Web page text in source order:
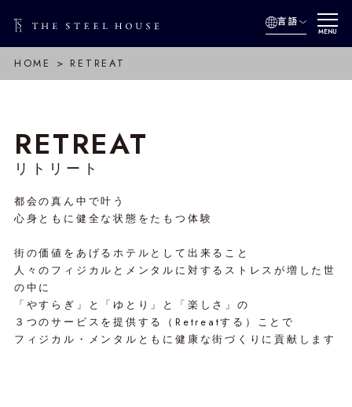
言語
MENU
HOME RETREAT
RETREAT
リトリート
都会の真ん中で叶う
心身ともに健全な状態をたもつ体験
街の価値をあげるホテルとして出来ること
人々のフィジカルとメンタルに対するストレスが増した世
の中に
「やすらぎ」と「ゆとり」と「楽しさ」の
３つのサービスを提供する（Retreatする）ことで
フィジカル・メンタルともに健康な街づくりに貢献します